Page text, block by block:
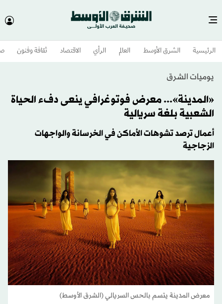
الرئيسية الشرق الأوسط​ العالم الرأي الاقتصاد ثقافة وفنون
يوميات الشرق
«المدينة»... معرض فوتوغرافي ينعى دفء الحياة
الشعبية بلغة سريالية
أعمال ترصد تشوهات الأماكن في الخرسانة والواجهات
الزجاجية
معرض المدينة يتسم بالحس السريالي (الشرق الأوسط)